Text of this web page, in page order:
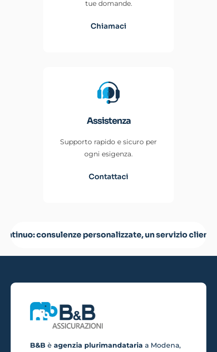
tue domande.
Chiamaci
Assistenza
Supporto rapido e sicuro per
ogni esigenza.
Contattaci
personalizzate, un servizio clienti di
B&B è agenzia plurimandataria a Modena,